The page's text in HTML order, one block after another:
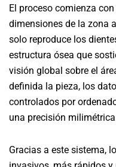
El proceso comienza
dimensiones de la zona
solo reproduce los
estructura ósea que
visión global sobre el
definida la pieza, los
controlados por
una precisión
Gracias a este sistema,